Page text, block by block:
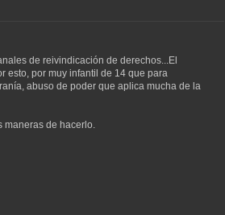
de reivindicación de derechos...El
esto, por muy infantil de 14 que para
abuso de poder que aplica mucha de la
maneras de hacerlo.